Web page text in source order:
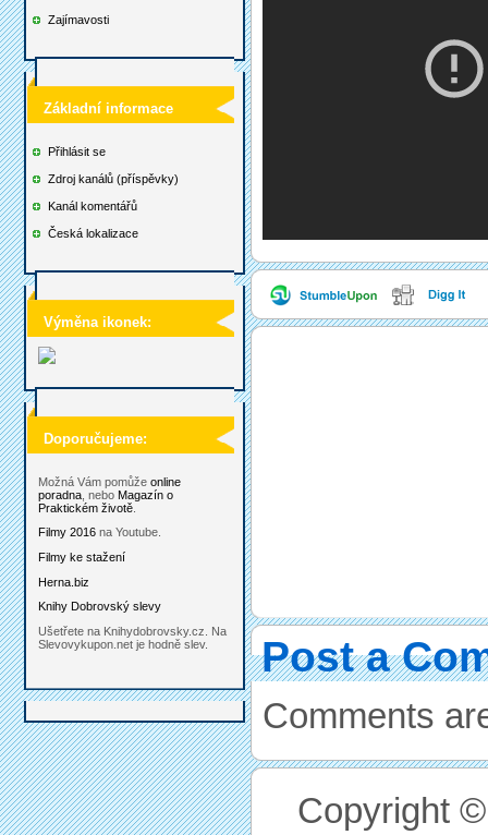
Zajímavosti
Základní informace
Přihlásit se
Zdroj kanálů (příspěvky)
Kanál komentářů
Česká lokalizace
Výměna ikonek:
Doporučujeme:
Možná Vám pomůže online
poradna , nebo Magazín o
Praktickém životě
Filmy 2016 na Youtube.
Filmy ke stažení
Herna.biz
Knihy Dobrovský slevy
Ušetřete na Knihydobrovsky.cz. Na
Slevovykupon.net je hodně slev.
Post a
Comments
Copyright